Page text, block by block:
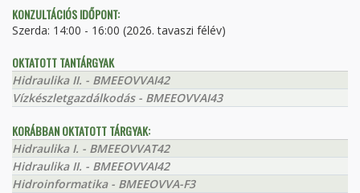
KONZULTÁCIÓS IDŐPONT:
Szerda: 14:00 - 16:00 (2026. tavaszi félév)
OKTATOTT TANTÁRGYAK
Hidraulika II. - BMEEOVVAI42
Vízkészletgazdálkodás - BMEEOVVAI43
KORÁBBAN OKTATOTT TÁRGYAK:
Hidraulika I. - BMEEOVVAT42
Hidraulika II. - BMEEOVVAI42
Hidroinformatika - BMEEOVVA-F3